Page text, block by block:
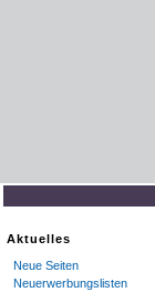
Aktuelles
Neue Seiten
Neuerwerbungslisten